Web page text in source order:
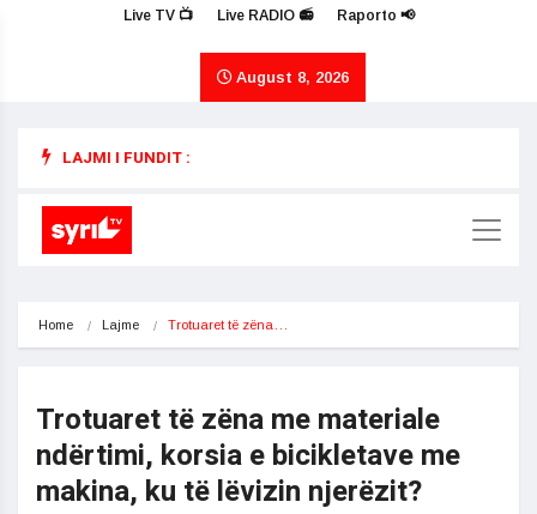
Live TV 📺 Live RADIO 📻 Raporto 📢
August 8, 2026
LAJMI I FUNDIT :
Home Lajme Trotuaret të zëna…
Trotuaret të zëna me materiale
ndërtimi, korsia e bicikletave me
makina, ku të lëvizin njerëzit?